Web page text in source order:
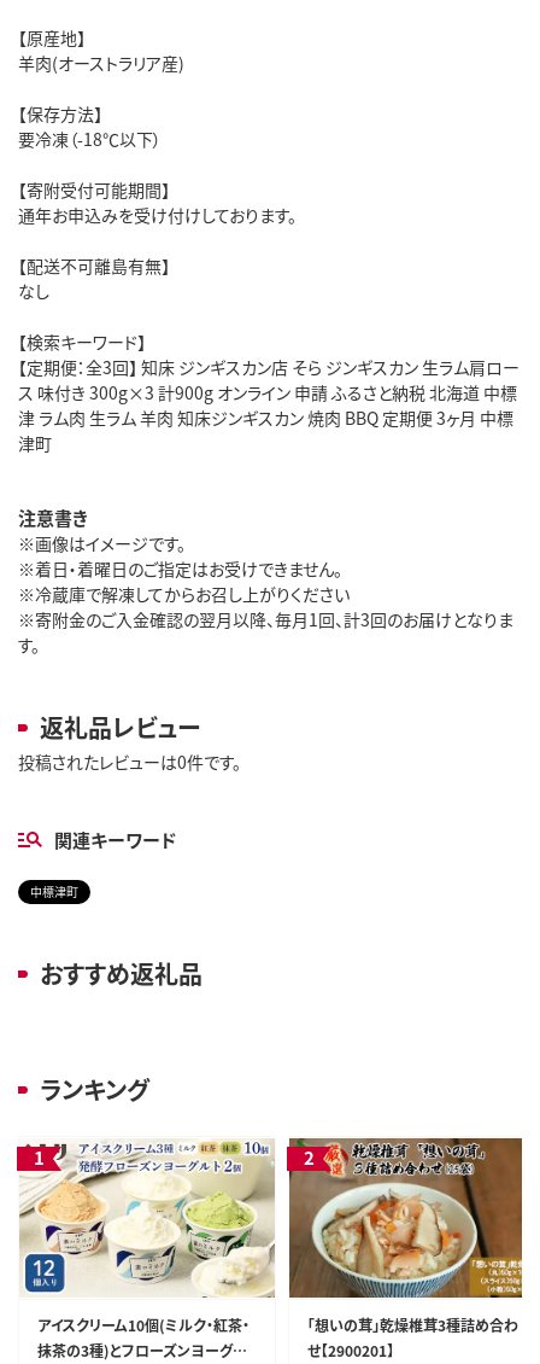
【原産地】
羊肉(オーストラリア産)
【保存方法】
要冷凍（-18℃以下）
【寄附受付可能期間】
通年お申込みを受け付けしております。
【配送不可離島有無】
なし
【検索キーワード】
【定期便：全3回】 知床 ジンギスカン店 そら ジンギスカン 生ラム肩ロー
ス 味付き 300g×3 計900g オンライン 申請 ふるさと納税 北海道 中標
津 ラム肉 生ラム 羊肉 知床ジンギスカン 焼肉 BBQ 定期便 3ヶ月 中標
津町
注意書き
※画像はイメージです。
※着日・着曜日のご指定はお受けできません。
※冷蔵庫で解凍してからお召し上がりください
※寄附金のご入金確認の翌月以降、毎月1回、計3回のお届けとなりま
す。
返礼品レビュー
投稿されたレビューは0件です。
関連キーワード
中標津町
おすすめ返礼品
ランキング
アイスクリーム10個(ミルク・紅茶・
抹茶の3種)とフローズンヨーグル
「想いの茸」乾燥椎茸3種詰め合わ
せ【2900201】